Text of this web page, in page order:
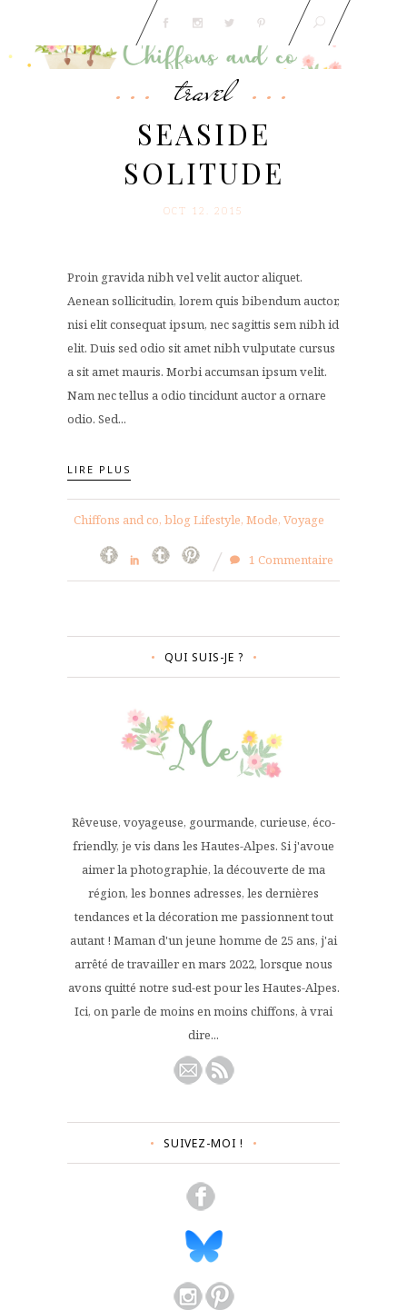
travel
SEASIDE
SOLITUDE
OCT 12. 2015
Proin gravida nibh vel velit auctor aliquet.
Aenean sollicitudin, lorem quis bibendum auctor,
nisi elit consequat ipsum, nec sagittis sem nibh id
elit. Duis sed odio sit amet nibh vulputate cursus
a sit amet mauris. Morbi accumsan ipsum velit.
Nam nec tellus a odio tincidunt auctor a ornare
odio. Sed...
LIRE PLUS
Chiffons and co, blog Lifestyle, Mode, Voyage
1 Commentaire
QUI SUIS-JE ?
Rêveuse, voyageuse, gourmande, curieuse, éco-
friendly, je vis dans les Hautes-Alpes. Si j'avoue
aimer la photographie, la découverte de ma
région, les bonnes adresses, les dernières
tendances et la décoration me passionnent tout
autant ! Maman d'un jeune homme de 25 ans, j'ai
arrêté de travailler en mars 2022, lorsque nous
avons quitté notre sud-est pour les Hautes-Alpes.
Ici, on parle de moins en moins chiffons, à vrai
dire...
SUIVEZ-MOI !